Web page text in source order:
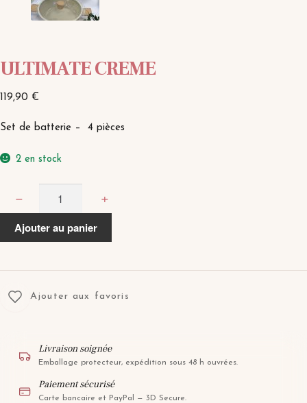
ULTIMATE CREME
119,90 €
Set de batterie – 4 pièces
2 en stock
CREME
− +
Ajouter au panier
Ajouter aux favoris
Livraison soignée
Emballage protecteur, expédition sous 48 h ouvrées.
Paiement sécurisé
Carte bancaire et PayPal — 3D Secure.